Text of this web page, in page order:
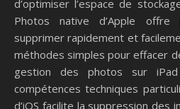
d’optimiser l’espace de
Photos native d’Apple offre
supprimer rapidement et
méthodes simples pour effacer
gestion des photos sur
compétences techniques
d’iOS facilite la suppression des